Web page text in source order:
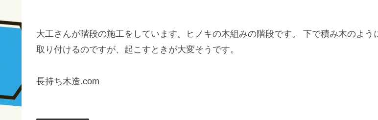
大工さんが階段の施工をしています。ヒノキの木組みの階段です。 下で積み木のよう
取り付けるのですが、起こすときが大変そうです。
長持ち木造.com